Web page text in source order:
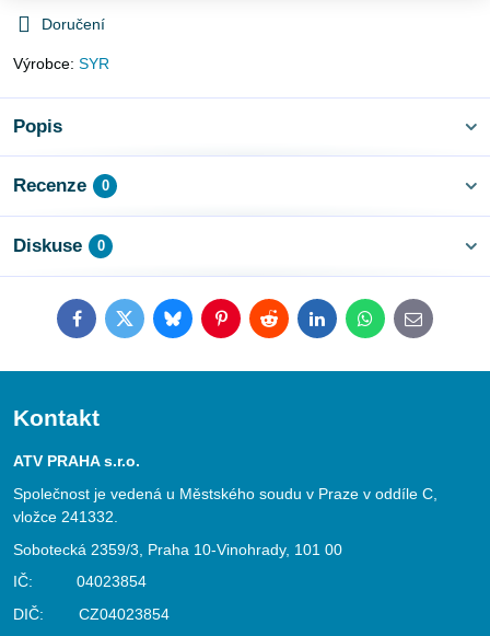
Doručení
Výrobce: SYR
Popis
Recenze 0
Diskuse 0
FacebookTwitterBlueskyPinterestRedditLinkedInWhatsApp
E-
mail
Kontakt
ATV PRAHA s.r.o.
Společnost je vedená u Městského soudu v Praze v oddíle C,
vložce 241332.
Sobotecká 2359/3, Praha 10-Vinohrady, 101 00
IČ: 04023854
DIČ: CZ04023854